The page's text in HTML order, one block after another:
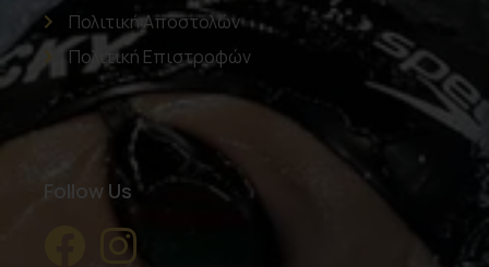
Πολιτική Αποστολών
Πολιτική Επιστροφών
Follow Us